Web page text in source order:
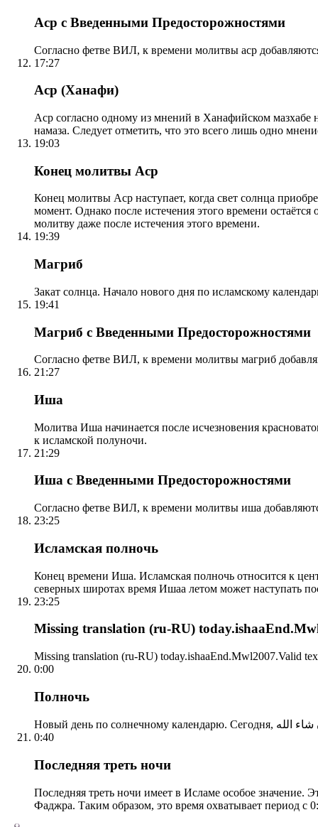
Аср с Введенными Предосторожностями
Согласно фетве ВИЛ, к времени молитвы аср
17:27
Аср (Ханафи)
Аср согласно одному из мнений в Ханафийском мазхабе
намаза. Следует отметить, что это всего лишь одно
19:03
Конец молитвы Аср
Конец молитвы Аср наступает, когда свет солнца
момент. Однако после истечения этого времени
молитву даже после истечения этого времени.
19:39
Магриб
Закат солнца. Начало нового дня по исламскому
19:41
Магриб с Введенными Предосторожностями
Согласно фетве ВИЛ, к времени молитвы магриб
21:27
Иша
Молитва Иша начинается после исчезновения
к исламской полуночи.
21:29
Иша с Введенными Предосторожностями
Согласно фетве ВИЛ, к времени молитвы иша
23:25
Исламская полночь
Конец времени Иша. Исламская полночь относится к
северных широтах время Ишаа летом может наступать
23:25
Missing translation (ru-RU)
Missing translation (ru-RU) today.ishaaEnd.Mwl2007.Valid
0:00
Полночь
0:40
Последняя треть ночи
Последняя треть ночи имеет в Исламе особое значение.
Фаджра. Таким образом, это время охватывает период с